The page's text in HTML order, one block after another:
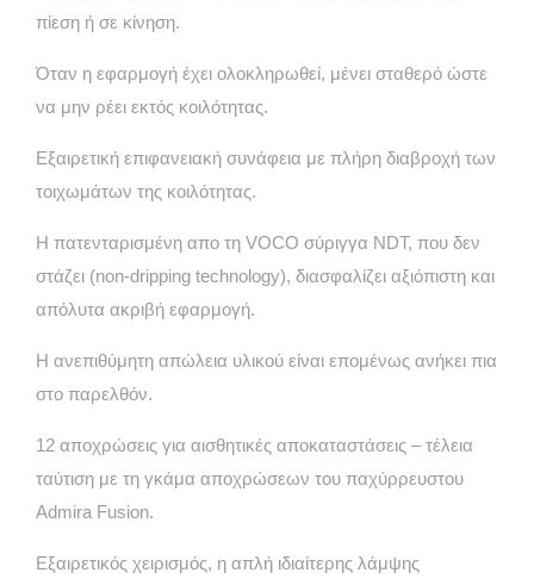
πίεση ή σε κίνηση.
Όταν η εφαρμογή έχει ολοκληρωθεί, μένει σταθερό ώστε
να μην ρέει εκτός κοιλότητας.
Εξαιρετική επιφανειακή συνάφεια με πλήρη διαβροχή των
τοιχωμάτων της κοιλότητας.
Η πατενταρισμένη απο τη VOCO σύριγγα NDT, που δεν
στάζει (non-dripping technology), διασφαλίζει αξιόπιστη και
απόλυτα ακριβή εφαρμογή.
Η ανεπιθύμητη απώλεια υλικού είναι επομένως ανήκει πια
στο παρελθόν.
12 αποχρώσεις για αισθητικές αποκαταστάσεις – τέλεια
ταύτιση με τη γκάμα αποχρώσεων του παχύρρευστου
Admira Fusion.
Εξαιρετικός χειρισμός, η απλή ιδιαίτερης λάμψης